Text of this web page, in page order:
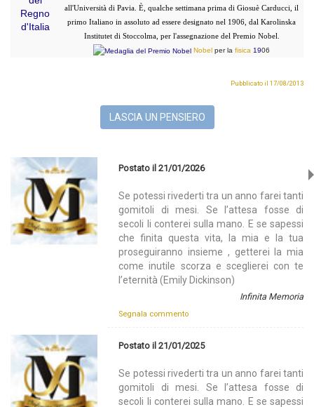
all'Università di Pavia. È, qualche settimana prima di Giosuè Carducci, il
primo Italiano in assoluto ad essere designato nel 1906, dal Karolinska
Institutet di Stoccolma, per l'assegnazione del Premio Nobel.
Nobel per la fisica 1906
Pubblicato il 17/08/2013
LASCIA UN PENSIERO
Postato il 21/01/2026
Se potessi rivederti tra un anno farei tanti
gomitoli di mesi. Se l’attesa fosse di
secoli li conterei sulla mano. E se sapessi
che finita questa vita, la mia e la tua
proseguiranno insieme , getterei la mia
come inutile scorza e sceglierei con te
l’eternità (Emily Dickinson)
Infinita Memoria
Segnala commento
Postato il 21/01/2025
Se potessi rivederti tra un anno farei tanti
gomitoli di mesi. Se l’attesa fosse di
secoli li conterei sulla mano. E se sapessi